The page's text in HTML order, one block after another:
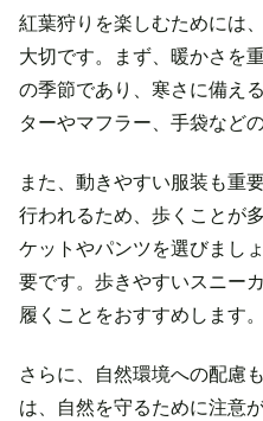
紅葉狩りを楽しむためには
大切です。まず、暖かさを
の季節であり、寒さに備え
ターやマフラー、手袋など
また、動きやすい服装も重
行われるため、歩くことが
ケットやパンツを選びまし
要です。歩きやすいスニー
履くことをおすすめします。
さらに、自然環境への配慮
は、自然を守るために注意